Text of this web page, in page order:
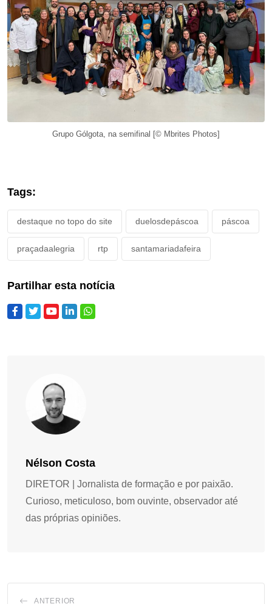
Grupo Gólgota, na semifinal [© Mbrites Photos]
Tags:
destaque no topo do site duelosdepáscoa páscoa
praçadaalegria rtp santamariadafeira
Partilhar esta notícia
Nélson Costa
DIRETOR | Jornalista de formação e por paixão.
Curioso, meticuloso, bom ouvinte, observador até
das próprias opiniões.
ANTERIOR